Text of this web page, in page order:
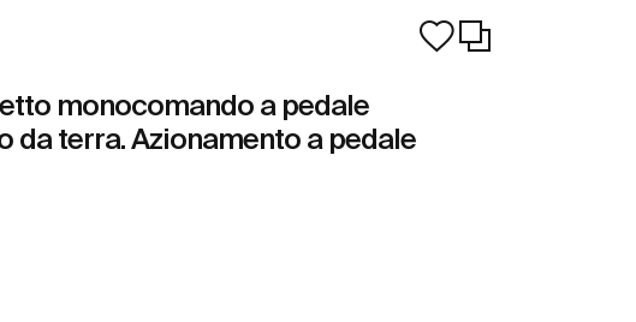
monocomando a pedale
da terra. Azionamento a pedale